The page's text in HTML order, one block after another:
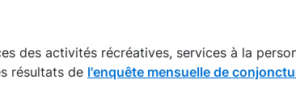
des activités récréatives, services à la
résultats de l'enquête mensuelle de